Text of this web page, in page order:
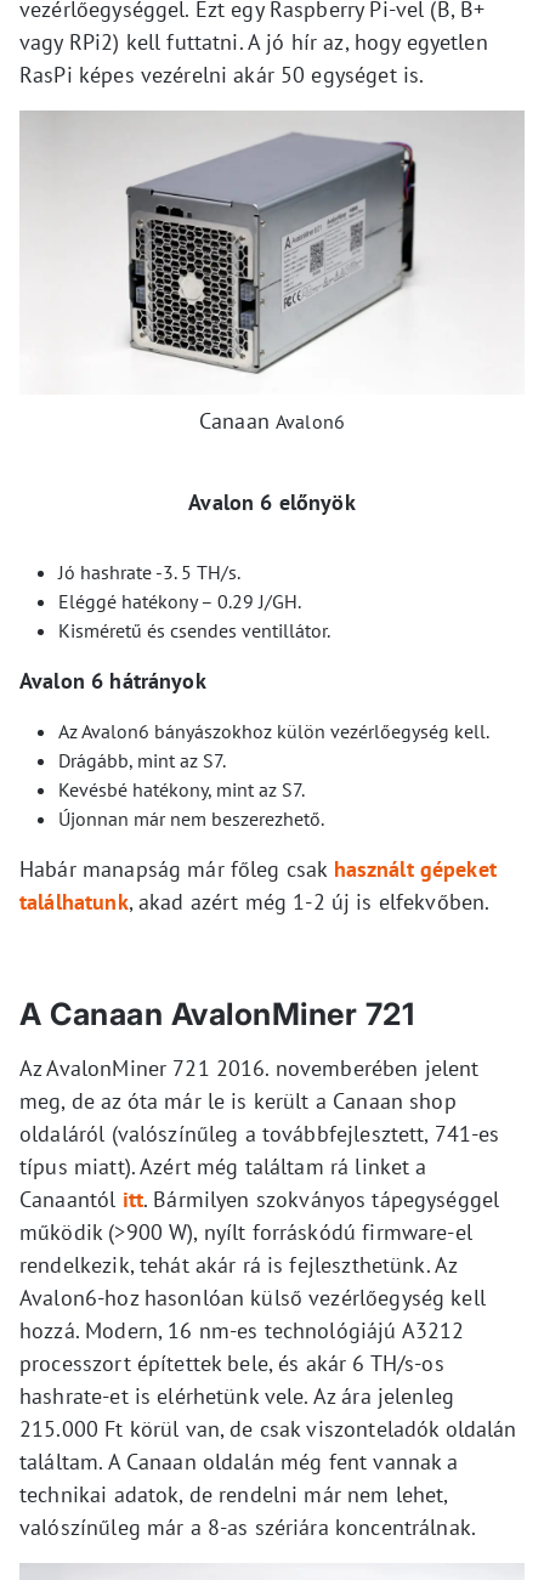
vezérlőegységgel. Ezt egy Raspberry Pi-vel (B, B+
vagy RPi2) kell futtatni. A jó hír az, hogy egyetlen
RasPi képes vezérelni akár 50 egységet is.
Canaan Avalon6
Avalon 6 előnyök
Jó hashrate -3. 5 TH/s.
Eléggé hatékony – 0.29 J/GH.
Kisméretű és csendes ventillátor.
Avalon 6 hátrányok
Az Avalon6 bányászokhoz külön vezérlőegység kell.
Drágább, mint az S7.
Kevésbé hatékony, mint az S7.
Újonnan már nem beszerezhető.
Habár manapság már főleg csak használt gépeket
találhatunk, akad azért még 1-2 új is elfekvőben.
A Canaan AvalonMiner 721
Az AvalonMiner 721 2016. novemberében jelent
meg, de az óta már le is került a Canaan shop
oldaláról (valószínűleg a továbbfejlesztett, 741-es
típus miatt). Azért még találtam rá linket a
Canaantól itt. Bármilyen szokványos tápegységgel
működik (>900 W), nyílt forráskódú firmware-el
rendelkezik, tehát akár rá is fejleszthetünk. Az
Avalon6-hoz hasonlóan külső vezérlőegység kell
hozzá. Modern, 16 nm-es technológiájú A3212
processzort építettek bele, és akár 6 TH/s-os
hashrate-et is elérhetünk vele. Az ára jelenleg
215.000 Ft körül van, de csak viszonteladók oldalán
találtam. A Canaan oldalán még fent vannak a
technikai adatok, de rendelni már nem lehet,
valószínűleg már a 8-as szériára koncentrálnak.